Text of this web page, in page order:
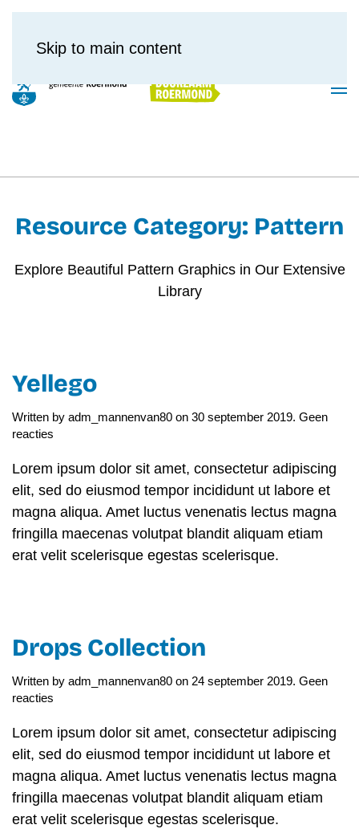
Skip to main content
Resource Category: Pattern
Explore Beautiful Pattern Graphics in Our Extensive
Library
Yellego
Written by adm_mannenvan80 on 30 september 2019. Geen
reacties
Lorem ipsum dolor sit amet, consectetur adipiscing
elit, sed do eiusmod tempor incididunt ut labore et
magna aliqua. Amet luctus venenatis lectus magna
fringilla maecenas volutpat blandit aliquam etiam
erat velit scelerisque egestas scelerisque.
Drops Collection
Written by adm_mannenvan80 on 24 september 2019. Geen
reacties
Collection
Lorem ipsum dolor sit amet, consectetur adipiscing
elit, sed do eiusmod tempor incididunt ut labore et
magna aliqua. Amet luctus venenatis lectus magna
fringilla maecenas volutpat blandit aliquam etiam
erat velit scelerisque egestas scelerisque.